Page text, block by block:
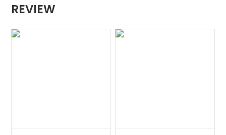
REVIEW